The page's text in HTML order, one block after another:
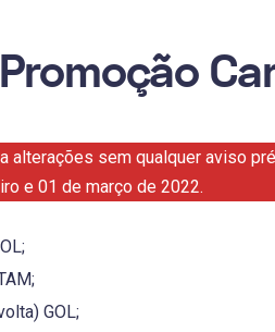
sem qualquer aviso
e 01 de março de 2022.
GOL;